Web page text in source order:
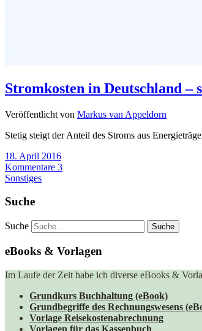
Stromkosten in Deutschland –
Veröffentlicht von Markus van Appeldorn
Stetig steigt der Anteil des Stroms aus
18. April 2016
Kommentare 3
Sonstiges
Suche
Suche
eBooks & Vorlagen
Im Laufe der Zeit habe ich diverse eBooks &
Grundkurs Buchhaltung (eBook)
Grundbegriffe des Rechnungswesens
Vorlage Reisekostenabrechnung
Vorlagen für das Kassenbuch